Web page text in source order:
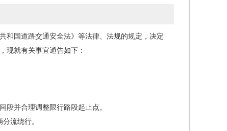
国道路交通安全法》等法律、法规的规定，决定
现就有关事宜通告如下：
并合理调整限行路段起止点。
流绕行。